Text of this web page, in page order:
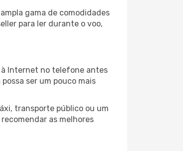
gama de comodidades
para ler durante o voo,
à Internet no telefone antes
ser um pouco mais
transporte público ou um
as melhores